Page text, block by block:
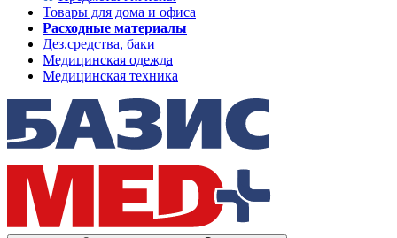
Товары для дома и офиса
Расходные материалы
Дез.средства, баки
Медицинская одежда
Медицинская техника